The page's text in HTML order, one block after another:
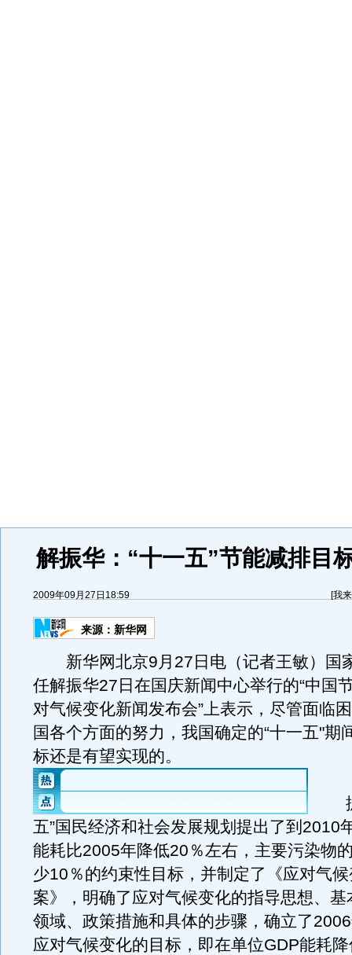
解振华：“十一五”节能减排目
2009年09月27日18:59 [我
来源： 新华网
新华网北京9月27日电（记者王敏）国
任解振华27日在国庆新闻中心举行的“中国
对气候变化新闻发布会”上表示，尽管面临
国各个方面的努力，我国确定的“十一五"期
标还是有望实现的。
据
五”国民经济和社会发展规划提出了到2010
能耗比2005年降低20％左右，主要污染物
少10％的约束性目标，并制定了《应对气
案》，明确了应对气候变化的指导思想、基
领域、政策措施和具体的步骤，确立了
应对气候变化的目标，即在单位GDP能耗